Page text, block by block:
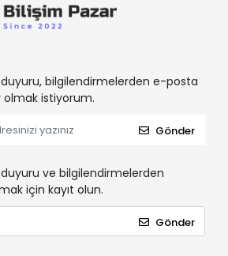
bilgilendirmelerden e-posta
olmak istiyorum.
Gönder
ve bilgilendirmelerden
için kayıt olun.
Gönder